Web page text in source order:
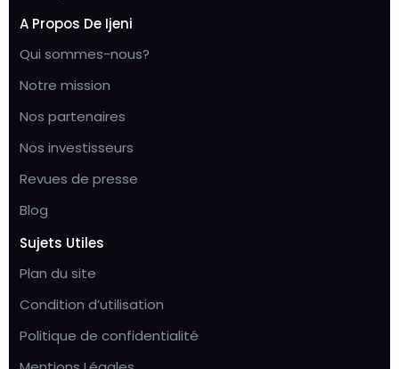
A Propos De Ijeni
Qui sommes-nous?
Notre mission
Nos partenaires
Nos investisseurs
Revues de presse
Blog
Sujets Utiles
Plan du site
Condition d’utilisation
Politique de confidentialité